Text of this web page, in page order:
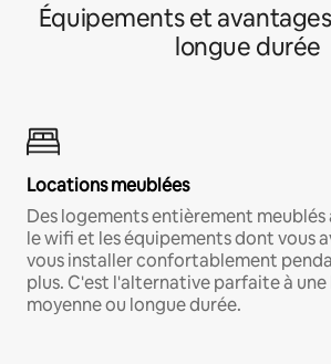
Équipements et
longue durée
Locations meublées
Des logements entièrement meublés
le wifi et les équipements dont vous
vous installer confortablement
plus. C'est l'alternative parfaite à
moyenne ou longue durée.